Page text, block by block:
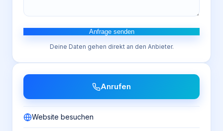
Anfrage senden
Deine Daten gehen direkt an den Anbieter.
Anrufen
Website besuchen